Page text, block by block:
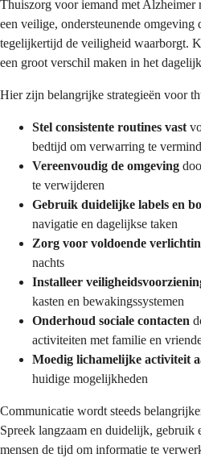
Thuiszorg voor iemand met Alzheimer
een veilige, ondersteunende omgeving
tegelijkertijd de veiligheid waarborgt.
een groot verschil maken in het
Hier zijn belangrijke strategieën voor
Stel consistente routines vast
bedtijd om verwarring te
Vereenvoudig de omgeving
te verwijderen
Gebruik duidelijke labels en
navigatie en dagelijkse taken
Zorg voor voldoende
nachts
Installeer
kasten en bewakingssystemen
Onderhoud sociale contacten
activiteiten met familie en
Moedig lichamelijke activiteit
huidige mogelijkheden
Communicatie wordt steeds
Spreek langzaam en duidelijk, gebruik
mensen de tijd om informatie te